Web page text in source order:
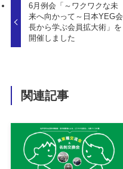
6月例会「～ワクワクな未
来へ向かって～日本YEG会
長から学ぶ会員拡大術」を
開催しました
関連記事